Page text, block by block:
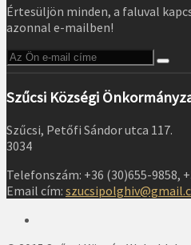
Értesüljön minden, a faluval
azonnal e-mailben!
Szűcsi Községi
Szűcsi, Petőfi Sándor utca 117.
3034
Telefonszám: +36 (30)655-9858,
Email cím: